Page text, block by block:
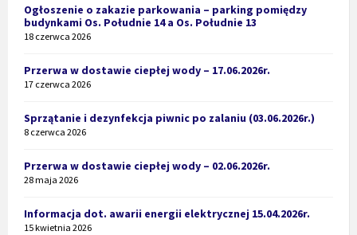
Ogłoszenie o zakazie parkowania – parking pomiędzy
budynkami Os. Południe 14 a Os. Południe 13
18 czerwca 2026
Przerwa w dostawie ciepłej wody – 17.06.2026r.
17 czerwca 2026
Sprzątanie i dezynfekcja piwnic po zalaniu (03.06.2026r.)
8 czerwca 2026
Przerwa w dostawie ciepłej wody – 02.06.2026r.
28 maja 2026
Informacja dot. awarii energii elektrycznej 15.04.2026r.
15 kwietnia 2026